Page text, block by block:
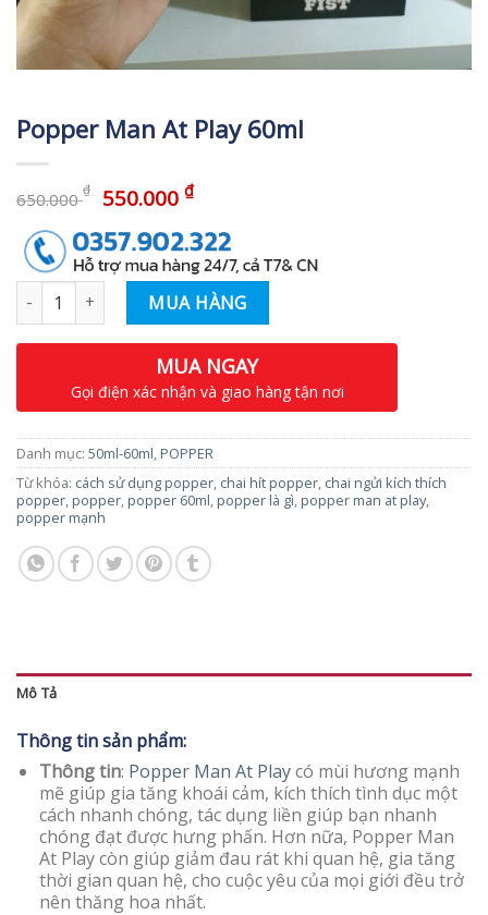
Popper Man At Play 60ml
650.000₫ 550.000 ₫
Số lượng
MUA HÀNG
MUA NGAY
Gọi điện xác nhận và giao hàng tận nơi
Danh mục: 50ml-60ml, POPPER
Từ khóa: cách sử dụng popper, chai hít popper, chai ngửi kích thích
popper, popper, popper 60ml, popper là gì, popper man at play,
popper mạnh
Mô Tả
Thông tin sản phẩm:
Thông tin: Popper Man At Playcó mùi hương mạnh
mẽ giúp gia tăng khoái cảm, kích thích tình dục một
cách nhanh chóng, tác dụng liền giúp bạn nhanh
chóng đạt được hưng phấn. Hơn nữa, Popper Man
At Play còn giúp giảm đau rát khi quan hệ, gia tăng
thời gian quan hệ, cho cuộc yêu của mọi giới đều trở
nên thăng hoa nhất.